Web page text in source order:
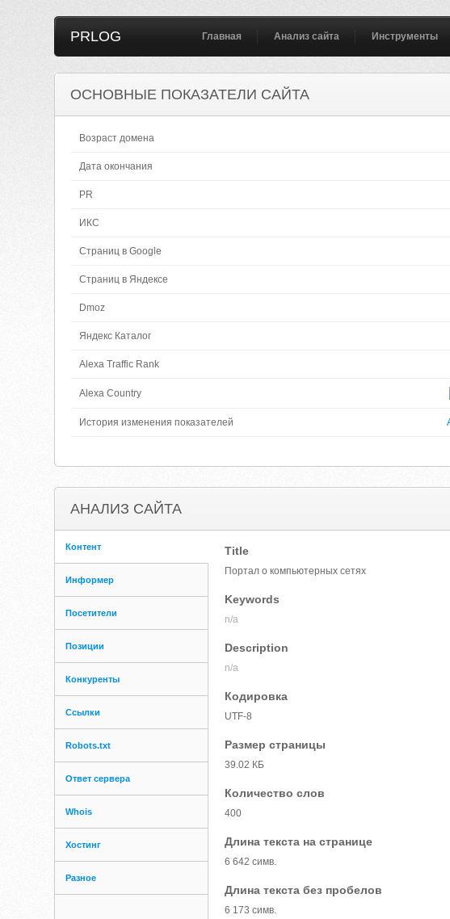
PRLOG Главная Анализ сайта Инструменты
ОСНОВНЫЕ ПОКАЗАТЕЛИ САЙТА
Возраст домена
Дата окончания
PR
ИКС
Страниц в Google
Страниц в Яндексе
Dmoz
Яндекс Каталог
Alexa Traffic Rank
Alexa Country
История изменения показателей
АНАЛИЗ САЙТА
Контент
Информер
Посетители
Позиции
Конкуренты
Ссылки
Robots.txt
Ответ сервера
Whois
Хостинг
Разное
Title
Портал о компьютерных сетях
Keywords
n/a
Description
n/a
Кодировка
UTF-8
Размер страницы
39.02 КБ
Количество слов
400
Длина текста на странице
6 642 симв.
Длина текста без пробелов
6 173 симв.